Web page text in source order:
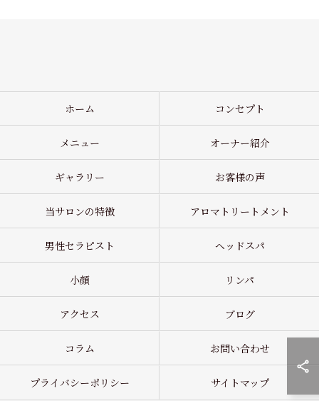
ホーム コンセプト
メニュー オーナー紹介
ギャラリー お客様の声
当サロンの特徴 アロマトリートメント
男性セラピスト ヘッドスパ
小顔 リンパ
アクセス ブログ
コラム お問い合わせ
プライバシーポリシー サイトマップ